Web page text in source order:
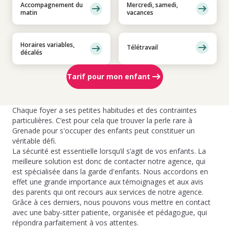
Accompagnement du
matin
Mercredi, samedi,
vacances
Horaires variables,
décalés
Télétravail
Tarif pour mon enfant
Chaque foyer a ses petites habitudes et des contraintes
particulières. C’est pour cela que trouver la perle rare à
Grenade pour s'occuper des enfants peut constituer un
véritable défi.
La sécurité est essentielle lorsqu’il s’agit de vos enfants. La
meilleure solution est donc de contacter notre agence, qui
est spécialisée dans la garde d'enfants. Nous accordons en
effet une grande importance aux témoignages et aux avis
des parents qui ont recours aux services de notre agence.
Grâce à ces derniers, nous pouvons vous mettre en contact
avec une baby-sitter patiente, organisée et pédagogue, qui
répondra parfaitement à vos attentes.